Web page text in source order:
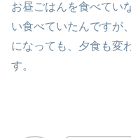
お昼ごはんを食べてい
い食べていたんですが
になっても、夕食も変
す。